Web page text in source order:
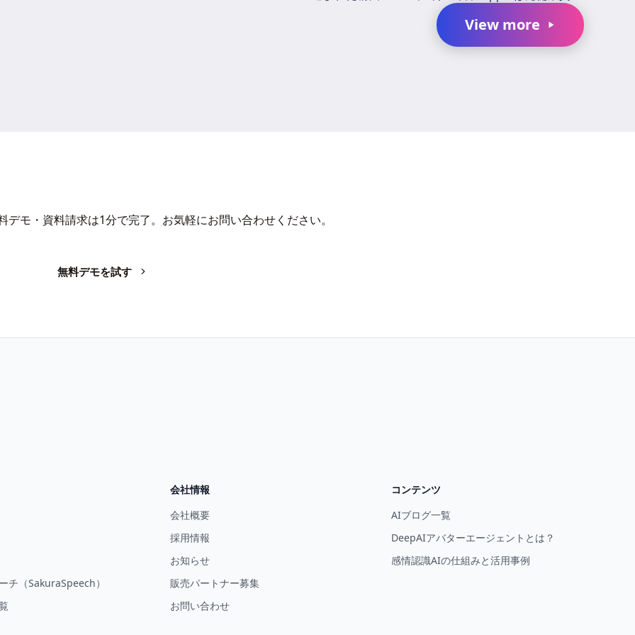
Tang TanおよびChang Liuと、...
View more
デモ・資料請求は1分で完了。お気軽にお問い合わせください。
無料デモを試す
チ（SakuraSpeech）
会社情報
会社概要
採用情報
お知らせ
販売パートナー募集
お問い合わせ
コンテンツ
AIブログ一覧
DeepAIアバターエージェントとは？
感情認識AIの仕組みと活用事例